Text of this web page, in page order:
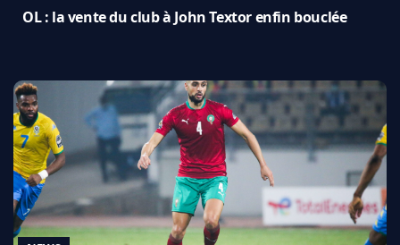
OL : la vente du club à John Textor enfin bouclée